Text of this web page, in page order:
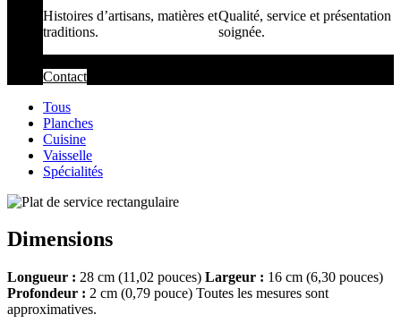
Histoires d’artisans, matières et
traditions.
Qualité, service et présentation
soignée.
Contact
Tous
Planches
Cuisine
Vaisselle
Spécialités
Dimensions
Longueur : 28 cm (11,02 pouces) Largeur : 16 cm (6,30 pouces)
Profondeur : 2 cm (0,79 pouce) Toutes les mesures sont
approximatives.